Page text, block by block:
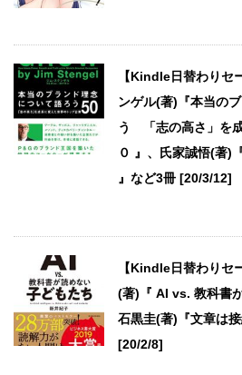
【Kindle日替わりセ
ンゲル(著)『本当の
う 「志の高さ」を
０ 』、氏家誠悟(著)
』など3冊 [20/3/12]
【Kindle日替わりセ
(著)『 AI vs. 教科書
石黒圭(著)『文章は
[20/2/8]